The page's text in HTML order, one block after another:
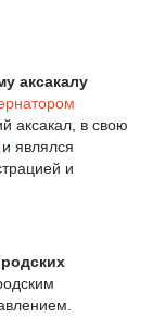
аксакалу
аксакал, в свою
и являлся
и